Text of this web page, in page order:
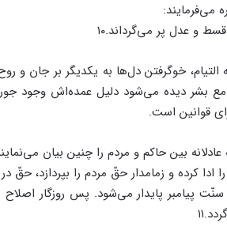
می‌فرمایند:
و عدل پر می‌گرداند.۱۰
التیام، خوگرفتن دل‌ها به یکدیگر بر جان
بشر دیده می‌شود دلیل عمده‌اش وجود
قوانین است.
بین حاکم و مردم را چنین بیان
ادا کرده و زمامدار حقّ مردم را بپردازد،
سنّت پیامبر پایدار می‌شود. پس روزگار